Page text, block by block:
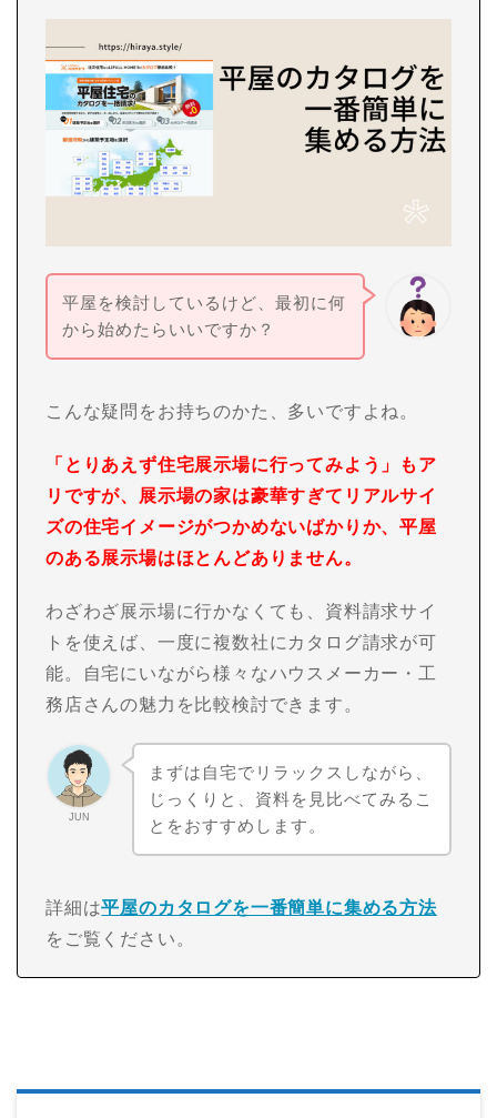
平屋を検討しているけど、最初に何
から始めたらいいですか？
こんな疑問をお持ちのかた、多いですよね。
「とりあえず住宅展示場に行ってみよう」もア
リですが、展示場の家は豪華すぎてリアルサイ
ズの住宅イメージがつかめないばかりか、平屋
のある展示場はほとんどありません。
わざわざ展示場に行かなくても、資料請求サイ
トを使えば、一度に複数社にカタログ請求が可
能。自宅にいながら様々なハウスメーカー・工
務店さんの魅力を比較検討できます。
JUN
まずは自宅でリラックスしながら、
じっくりと、資料を見比べてみるこ
とをおすすめします。
詳細は平屋のカタログを一番簡単に集める方法
をご覧ください。